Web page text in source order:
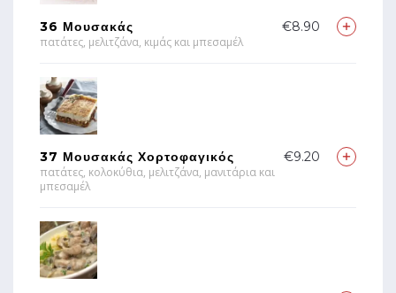
36 Μουσακάς
πατάτες, μελιτζάνα, κιμάς και μπεσαμέλ
€8.90
37 Μουσακάς Χορτοφαγικός
πατάτες, κολοκύθια, μελιτζάνα, μανιτάρια και
μπεσαμέλ
€9.20